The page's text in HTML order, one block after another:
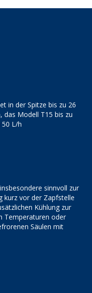
in der Spitze bis zu 26
das Modell T15 bis zu
L/h
sinnvoll zur
kurz vor der Zapfstelle
Kühlung zur
Temperaturen oder
Säulen mit